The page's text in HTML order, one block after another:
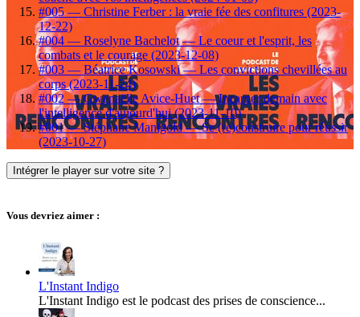
#005 — Christine Ferber : la vraie fée des confitures (2023-
12-22)
#004 — Roselyne Bachelot — Le coeur et l'esprit, les
combats et le courage (2023-12-08)
#003 — Béatrice Kosowski — Les convictions chevillées au
corps (2023-11-24)
#002 — Gwenaëlle Avice-Huet — Incarner demain avec
l'intelligence d'aujourd'hui (2023-11-10)
#001 — Stéphane Manigold — Se (re)construire pour réussir
(2023-10-27)
Intégrer le player sur votre site ?
Vous devriez aimer :
L'Instant Indigo
L'Instant Indigo est le podcast des prises de conscience...